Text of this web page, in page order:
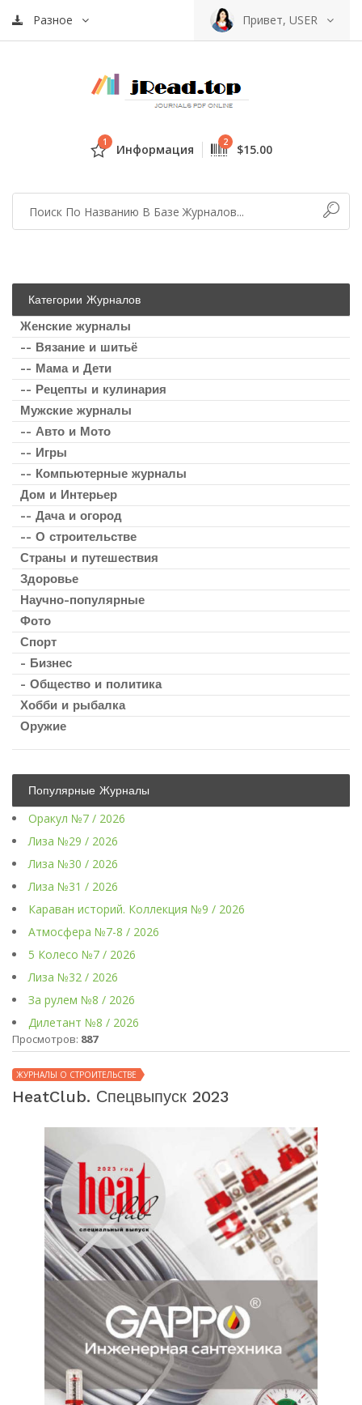
Разное Привет, USER
1 Информация 2 $15.00
Категории Журналов
Женские журналы
-- Вязание и шитьё
-- Мама и Дети
-- Рецепты и кулинария
Мужские журналы
-- Авто и Мото
-- Игры
-- Компьютерные журналы
Дом и Интерьер
-- Дача и огород
-- О строительстве
Страны и путешествия
Здоровье
Научно-популярные
Фото
Спорт
- Бизнес
- Общество и политика
Хобби и рыбалка
Оружие
Популярные Журналы
Оракул №7 / 2026
Лиза №29 / 2026
Лиза №30 / 2026
Лиза №31 / 2026
Караван историй. Коллекция №9 / 2026
Атмосфера №7-8 / 2026
5 Колесо №7 / 2026
Лиза №32 / 2026
За рулем №8 / 2026
Дилетант №8 / 2026
Просмотров: 887
ЖУРНАЛЫ О СТРОИТЕЛЬСТВЕ
HeatClub. Спецвыпуск 2023